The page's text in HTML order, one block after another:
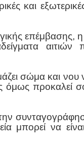
και
επέμβασης,
σώμα και
όμως προκαλεί
την
μπορεί να